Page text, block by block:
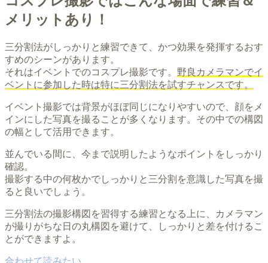
メリットあり！
三分割法がしっかりと練習できて、かつ効果を発揮するおす
すめのシーンがあります。
それはイベントでのコスプレ撮影です。 野良カメラマンでイ
ベントに参加した時は特に三分割法を試すチャンスです。
イベント撮影では背景がほぼ同じになりやすいので、顔をメ
インにした写真を撮ることが多くなります。その中での構図
の幅として活用できます。
並んでいる間に、今まで説明したようなポイントをしっかり
確認。
撮影する中の何枚かでしっかりと三分割を意識した写真を撮
ると良いでしょう。
三分割法の撮影構図を習得する練習となる上に、カメラマン
が撮りがちな日の丸構図を避けて、しっかりと差を付けるこ
とができますよ。